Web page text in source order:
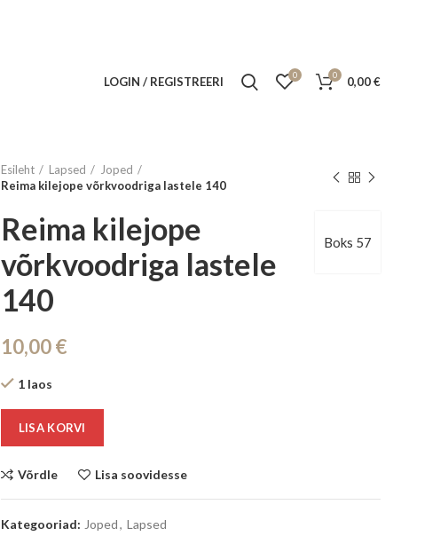
LOGIN / REGISTREERI 0 0 0,00€
Esileht Lapsed
Joped
Reima kilejope võrkvoodriga lastele 140
Boks 57
Reima kilejope
võrkvoodriga lastele
140
10,00€
1 laos
LISA KORVI
Võrdle Lisa soovidesse
Kategooriad: Joped, Lapsed